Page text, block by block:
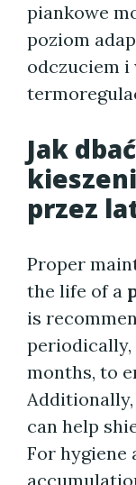
piankowe
poziom
odczuciem i
Jak
przez
Proper
the life of a
is
periodically,
months, to
can help
For hygiene